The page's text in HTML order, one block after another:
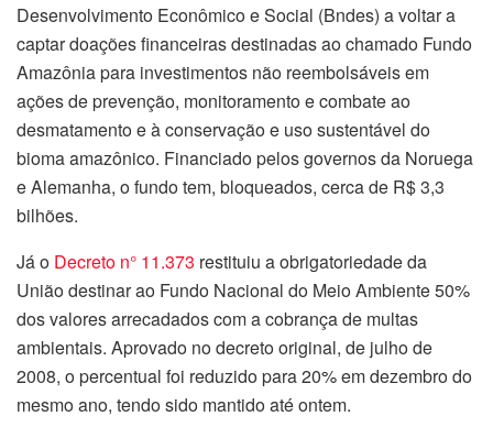
Desenvolvimento Econômico e Social (Bndes) a voltar a
captar doações financeiras destinadas ao chamado Fundo
Amazônia para investimentos não reembolsáveis em
ações de prevenção, monitoramento e combate ao
desmatamento e à conservação e uso sustentável do
bioma amazônico. Financiado pelos governos da Noruega
e Alemanha, o fundo tem, bloqueados, cerca de R$ 3,3
bilhões.
Já o Decreto n° 11.373 restituiu a obrigatoriedade da
União destinar ao Fundo Nacional do Meio Ambiente 50%
dos valores arrecadados com a cobrança de multas
ambientais. Aprovado no decreto original, de julho de
2008, o percentual foi reduzido para 20% em dezembro do
mesmo ano, tendo sido mantido até ontem.